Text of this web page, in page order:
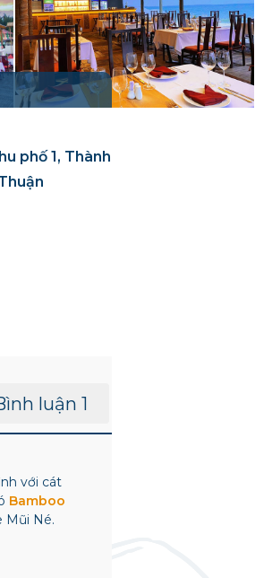
phố 1, Thành
luận 1
với cát
Bamboo
Mũi Né.